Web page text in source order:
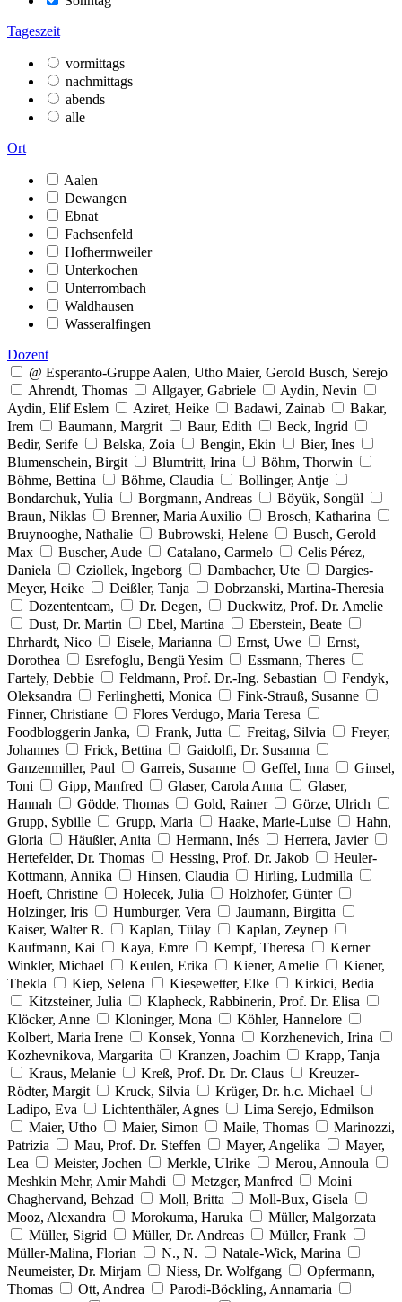
Tageszeit
vormittags
nachmittags
abends
alle
Ort
Aalen
Dewangen
Ebnat
Fachsenfeld
Hofherrnweiler
Unterkochen
Unterrombach
Waldhausen
Wasseralfingen
Dozent
@ Esperanto-Gruppe Aalen, Utho Maier, Gerold Busch, Serejo
Ahrendt, Thomas
Allgayer, Gabriele
Aydin, Nevin
Aydin, Elif Eslem
Aziret, Heike Badawi, Zainab
Bakar,
Irem
Baumann, Margrit Baur, Edith
Beck, Ingrid
Bedir, Serife
Belska, Zoia Bengin, Ekin
Bier, Ines
Blumenschein, Birgit
Blumtritt, Irina
Böhm, Thorwin
Böhme, Bettina
Böhme, Claudia
Bollinger, Antje
Bondarchuk, Yulia
Borgmann, Andreas
Böyük, Songül
Braun, Niklas
Brenner, Maria Auxilio
Brosch, Katharina
Bruynooghe, Nathalie
Bubrowski, Helene
Busch, Gerold
Max
Buscher, Aude Catalano, Carmelo
Celis Pérez,
Daniela
Cziollek, Ingeborg Dambacher, Ute
Dargies-
Meyer, Heike
Deißler, Tanja
Dobrzanski, Martina-Theresia
Dozententeam,
Dr. Degen,
Duckwitz, Prof. Dr. Amelie
Dust, Dr. Martin
Ebel, Martina
Eberstein, Beate
Ehrhardt, Nico
Eisele, Marianna Ernst, Uwe
Ernst,
Dorothea
Esrefoglu, Bengü Yesim
Essmann, Theres
Fartely, Debbie
Feldmann, Prof. Dr.-Ing. Sebastian
Fendyk,
Oleksandra
Ferlinghetti, Monica
Fink-Strauß, Susanne
Finner, Christiane
Flores Verdugo, Maria Teresa
Foodbloggerin Janka,
Frank, Jutta Freitag, Silvia
Freyer,
Johannes
Frick, Bettina
Gaidolfi, Dr. Susanna
Ganzenmiller, Paul
Garreis, Susanne Geffel, Inna
Ginsel,
Toni
Gipp, Manfred Glaser, Carola Anna
Glaser,
Hannah
Gödde, Thomas Gold, Rainer
Görze, Ulrich
Grupp, Sybille
Grupp, Maria Haake, Marie-Luise
Hahn,
Gloria
Häußler, Anita Hermann, Inés
Herrera, Javier
Hertefelder, Dr. Thomas
Hessing, Prof. Dr. Jakob
Heuler-
Kottmann, Annika
Hinsen, Claudia
Hirling, Ludmilla
Hoeft, Christine
Holecek, Julia
Holzhofer, Günter
Holzinger, Iris
Humburger, Vera
Jaumann, Birgitta
Kaiser, Walter R.
Kaplan, Tülay
Kaplan, Zeynep
Kaufmann, Kai
Kaya, Emre Kempf, Theresa
Kerner
Winkler, Michael
Keulen, Erika Kiener, Amelie
Kiener,
Thekla
Kiep, Selena Kiesewetter, Elke
Kirkici, Bedia
Kitzsteiner, Julia
Klapheck, Rabbinerin, Prof. Dr. Elisa
Klöcker, Anne
Kloninger, Mona
Köhler, Hannelore
Kolbert, Maria Irene
Konsek, Yonna
Korzhenevich, Irina
Kozhevnikova, Margarita
Kranzen, Joachim
Krapp, Tanja
Kraus, Melanie
Kreß, Prof. Dr. Dr. Claus
Kreuzer-
Rödter, Margit
Kruck, Silvia
Krüger, Dr. h.c. Michael
Ladipo, Eva
Lichtenthäler, Agnes
Lima Serejo, Edmilson
Maier, Utho
Maier, Simon Maile, Thomas
Marinozzi,
Patrizia
Mau, Prof. Dr. Steffen Mayer, Angelika
Mayer,
Lea
Meister, Jochen Merkle, Ulrike
Merou, Annoula
Meshkin Mehr, Amir Mahdi
Metzger, Manfred
Moini
Chaghervand, Behzad
Moll, Britta
Moll-Bux, Gisela
Mooz, Alexandra
Morokuma, Haruka
Müller, Malgorzata
Müller, Sigrid
Müller, Dr. Andreas
Müller, Frank
Müller-Malina, Florian
N., N.
Natale-Wick, Marina
Neumeister, Dr. Mirjam
Niess, Dr. Wolfgang
Opfermann,
Thomas
Ott, Andrea
Parodi-Böckling, Annamaria